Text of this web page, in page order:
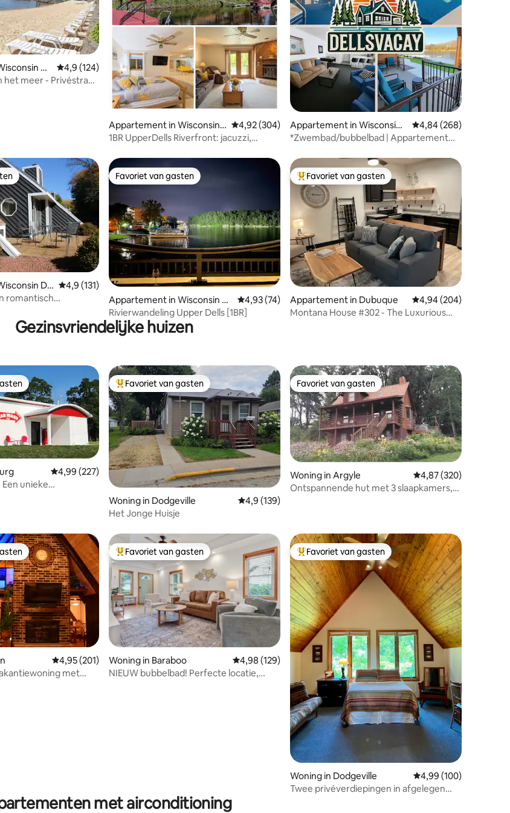
uit 5, 123 recensies
D
Gemiddelde beoordeling van 4,9 uit 5, 124 recensies
4,9 (124)
meer - Privéstrand
Appartement in Wisconsin
Dells
Gemiddelde beoordeling van 4,92 uit 5, 304 recensies
4,92 (304)
1BR UpperDells Riverfront: jacuzzi,
Appartement in Wisconsin
Dells
Gemiddelde
4,84 (268)
*Zwembad/bubbelbad | Appartement
Downtown
uit 5, 196 recensies
De Gemiddelde beoordeling van 4,9 uit 5, 131 recensies
4,9 (131)
romantisch
Favoriet van gasten
Favoriet van gasten
Appartement in Wisconsin D
ells
Gemiddelde beoordeling van 4,93 uit 5, 74 recensies
4,93 (74)
Rivierwandeling Upper Dells [1BR]
Topfavoriet van gasten
Favoriet van gasten
Appartement in Dubuque Gemiddelde
4,94 (204)
Montana House #302 - The Luxurious
Gezinsvriendelijke huizen
uit 5, 158 recensies
Gemiddelde beoordeling van 4,99 uit 5, 227 recensies
4,99 (227)
Een unieke
Topfavoriet van gasten
Favoriet van gasten
Woning in Dodgeville Gemiddelde beoordeling van 4,9 uit 5, 139 recensies
4,9 (139)
Het Jonge Huisje
Favoriet van gasten
Favoriet van gasten
Woning in Argyle Gemiddelde
4,87 (320)
Ontspannende hut met 3 slaapkamers,
uit 5, 131 recensiesGemiddelde beoordeling van 4,95 uit 5, 201 recensies
4,95 (201)
met
Topfavoriet van gasten
Favoriet van gasten
Woning in Baraboo Gemiddelde beoordeling van 4,98 uit 5, 129 recensies
4,98 (129)
NIEUW bubbelbad! Perfecte locatie,
Topfavoriet van gasten
Favoriet van gasten
Woning in Dodgeville Gemiddelde
4,99 (100)
Twee privéverdiepingen in afgelegen
met airconditioning